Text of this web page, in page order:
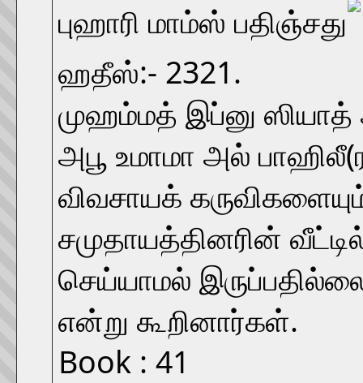
புஹாரி மாம்ஸ் பதிஞ்சது
ஹதீஸ்:- 2321.
முஹம்மத் இப்னு
அபூ உமாமா அல்
விவசாயக்
சமுதாயத்தினரின்
செய்யாமல்
என்று கூறினார்கள்.
Book : 41